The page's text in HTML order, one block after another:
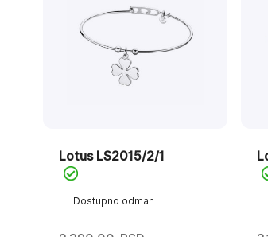
Dostupno odmah
Lotus LS2015/2/1